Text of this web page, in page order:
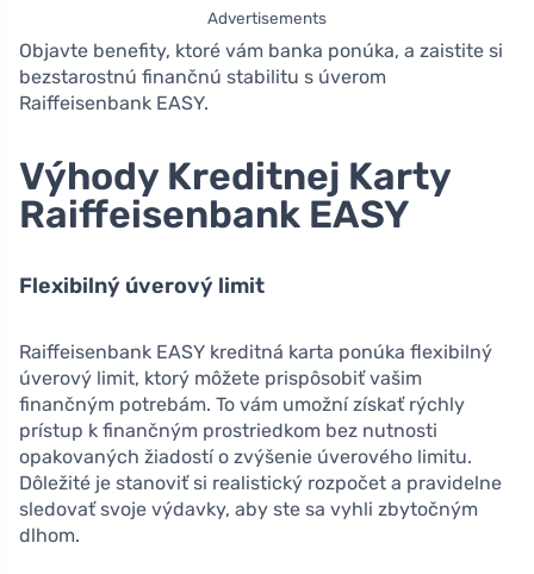
Advertisements
Objavte benefity, ktoré vám banka ponúka, a zaistite si
bezstarostnú finančnú stabilitu s úverom
Raiffeisenbank EASY.
Výhody Kreditnej Karty
Raiffeisenbank EASY
Flexibilný úverový limit
Raiffeisenbank EASY kreditná karta ponúka flexibilný
úverový limit, ktorý môžete prispôsobiť vašim
finančným potrebám. To vám umožní získať rýchly
prístup k finančným prostriedkom bez nutnosti
opakovaných žiadostí o zvýšenie úverového limitu.
Dôležité je stanoviť si realistický rozpočet a pravidelne
sledovať svoje výdavky, aby ste sa vyhli zbytočným
dlhom.